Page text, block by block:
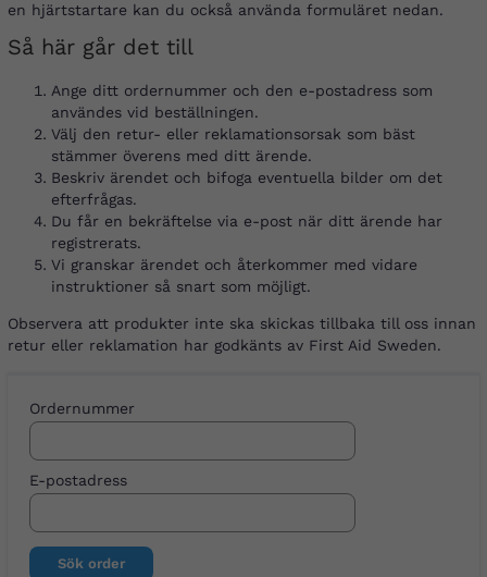
en hjärtstartare kan du också använda formuläret nedan.
Så här går det till
Ange ditt ordernummer och den e-postadress som
användes vid beställningen.
Välj den retur- eller reklamationsorsak som bäst
stämmer överens med ditt ärende.
Beskriv ärendet och bifoga eventuella bilder om det
efterfrågas.
Du får en bekräftelse via e-post när ditt ärende har
registrerats.
Vi granskar ärendet och återkommer med vidare
instruktioner så snart som möjligt.
Observera att produkter inte ska skickas tillbaka till oss innan
retur eller reklamation har godkänts av First Aid Sweden.
Ordernummer
E-postadress
Sök order